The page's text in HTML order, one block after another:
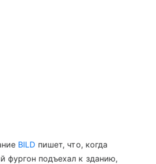
BILD пишет, что, когда
фургон подъехал к зданию,